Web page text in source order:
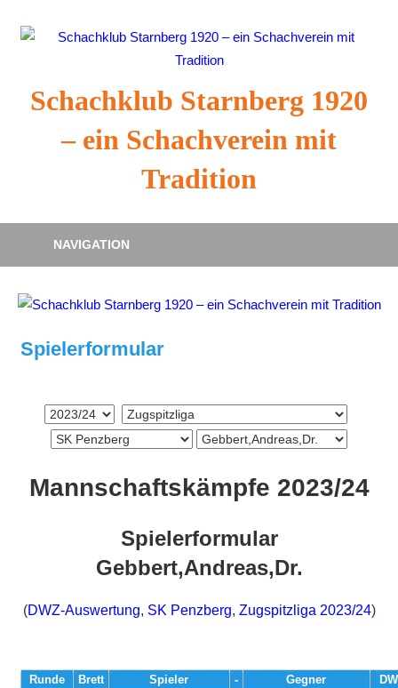
Inhalt
Schachklub Starnberg 1920
– ein Schachverein mit
Tradition
NAVIGATION
Spielerformular
Mannschaftskämpfe 2023/24
Spielerformular
Gebbert,Andreas,Dr.
(DWZ-Auswertung, SK Penzberg, Zugspitzliga 2023/24)
Runde Brett Spieler - Gegner